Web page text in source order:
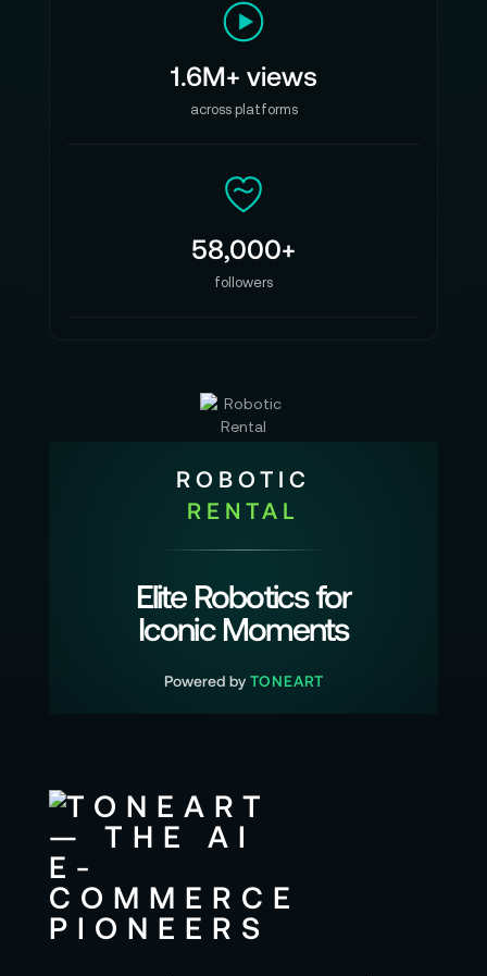
1.6M+ views
across platforms
58,000+
followers
ROBOTIC
RENTAL
Elite Robotics for
Iconic Moments
Powered by TONEART